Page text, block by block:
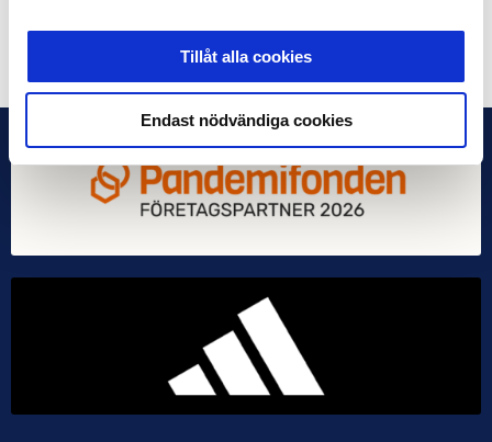
Tillåt alla cookies
Endast nödvändiga cookies